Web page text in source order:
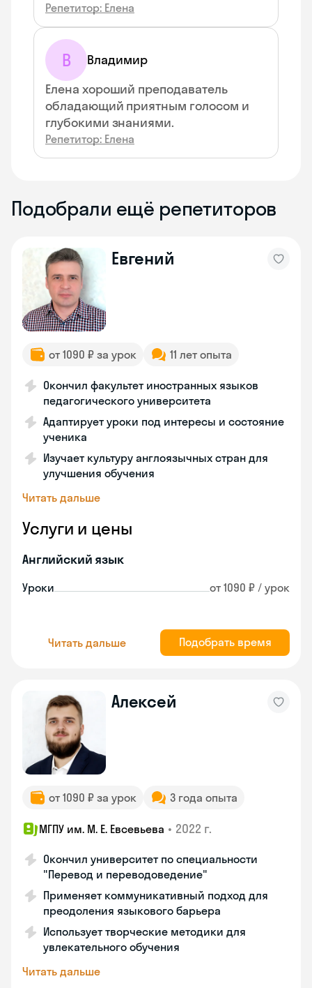
Репетитор: Елена
В
Владимир
Елена хороший преподаватель
обладающий приятным голосом и
глубокими знаниями.
Репетитор: Елена
Подобрали ещё репетиторов
Евгений
от 1090 ₽ за урок 11 лет опыта
Окончил факультет иностранных языков
педагогического университета
Адаптирует уроки под интересы и состояние
ученика
Изучает культуру англоязычных стран для
улучшения обучения
Читать дальше
Услуги и цены
Английский язык
Уроки от 1090 ₽ / урок
Читать дальше Подобрать время
Алексей
от 1090 ₽ за урок 3 года опыта
МГПУ им. М. Е. Евсевьева • 2022 г.
Окончил университет по специальности
"Перевод и переводоведение"
Применяет коммуникативный подход для
преодоления языкового барьера
Использует творческие методики для
увлекательного обучения
Читать дальше